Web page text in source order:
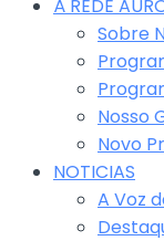
Á REDE
Sobre
Nosso
Novo
NOTICIAS
A Voz